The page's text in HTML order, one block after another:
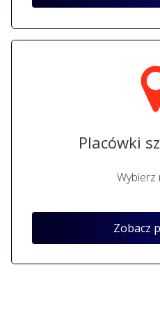
Placówki
Wybierz
Zobacz